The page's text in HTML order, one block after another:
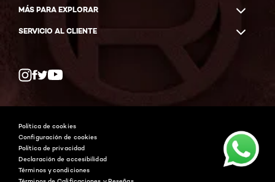
MÁS PARA EXPLORAR
SERVICIO AL CLIENTE
Facebook
YouTube
Política de cookies
Configuración de cookies
Política de privacidad
Declaración de accesibilidad
Términos y condiciones